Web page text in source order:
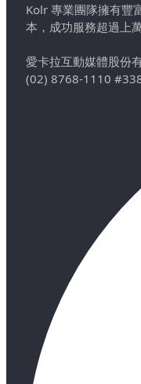
Kolr 專業團隊擁有豐
本，成功服務超過上
愛卡拉互動媒體股份
(02) 8768-1110